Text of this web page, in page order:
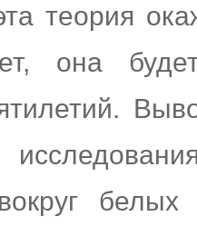
теория
она